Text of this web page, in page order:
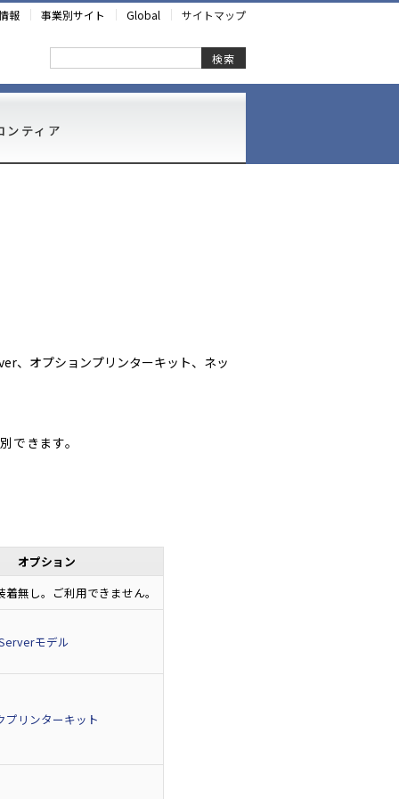
報 事業別サイト Global サイトマップ
検索
ンティア
、オプションプリンターキット、ネッ
できます。
オプション
着無し。ご利用できません。
モデル
プリンターキット